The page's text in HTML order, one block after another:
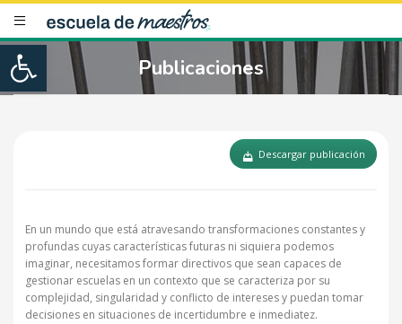
Open toolbar Publicaciones
Descargar publicación
En un mundo que está atravesando transformaciones constantes y
profundas cuyas características futuras ni siquiera podemos
imaginar, necesitamos formar directivos que sean capaces de
gestionar escuelas en un contexto que se caracteriza por su
complejidad, singularidad y conflicto de intereses y puedan tomar
decisiones en situaciones de incertidumbre e inmediatez.